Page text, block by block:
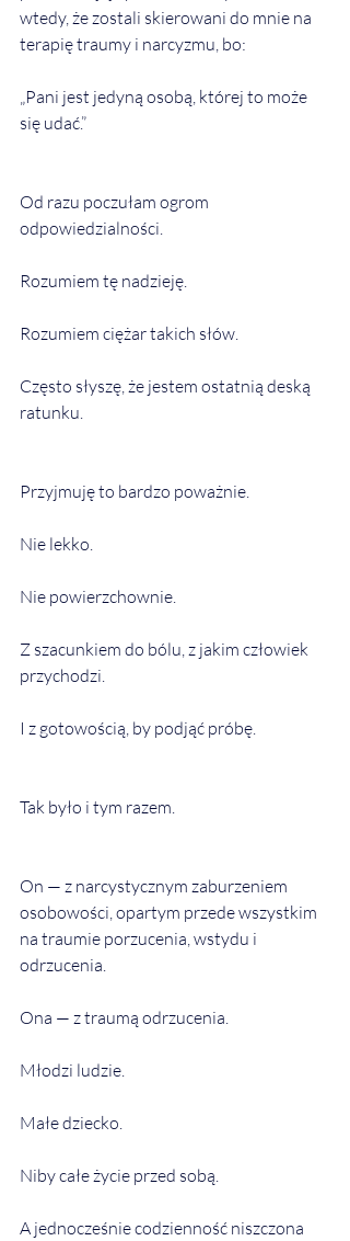
wtedy, że zostali skierowani do mnie na
terapię traumy i narcyzmu, bo:
„Pani jest jedyną osobą, której to może
się udać.”
Od razu poczułam ogrom
odpowiedzialności.
Rozumiem tę nadzieję.
Rozumiem ciężar takich słów.
Często słyszę, że jestem ostatnią deską
ratunku.
Przyjmuję to bardzo poważnie.
Nie lekko.
Nie powierzchownie.
Z szacunkiem do bólu, z jakim człowiek
przychodzi.
I z gotowością, by podjąć próbę.
Tak było i tym razem.
On — z narcystycznym zaburzeniem
osobowości, opartym przede wszystkim
na traumie porzucenia, wstydu i
odrzucenia.
Ona — z traumą odrzucenia.
Młodzi ludzie.
Małe dziecko.
Niby całe życie przed sobą.
A jednocześnie codzienność niszczona